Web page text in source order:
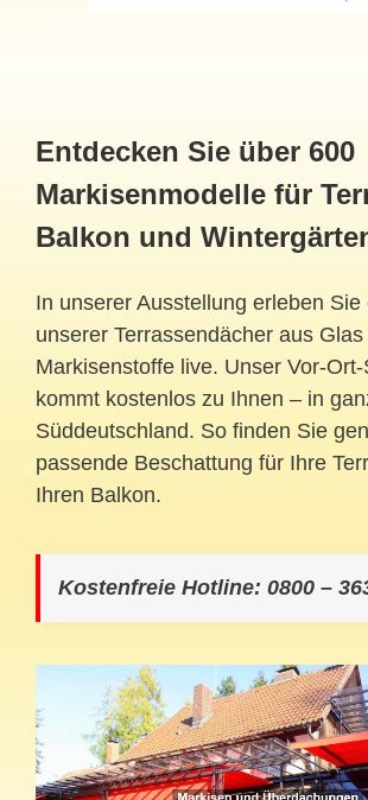
Entdecken Sie über 600
Markisenmodelle für
Balkon und
In unserer Ausstellung erleben Sie
unserer Terrassendächer aus Glas
Markisenstoffe live. Unser Vor-
kommt kostenlos zu Ihnen – in
Süddeutschland. So finden Sie
passende Beschattung für Ihre
Ihren Balkon.
Kostenfreie Hotline: 0800 –